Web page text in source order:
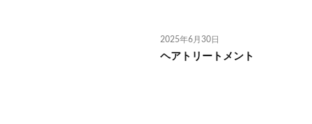
2025年6月30日
ヘアトリートメント